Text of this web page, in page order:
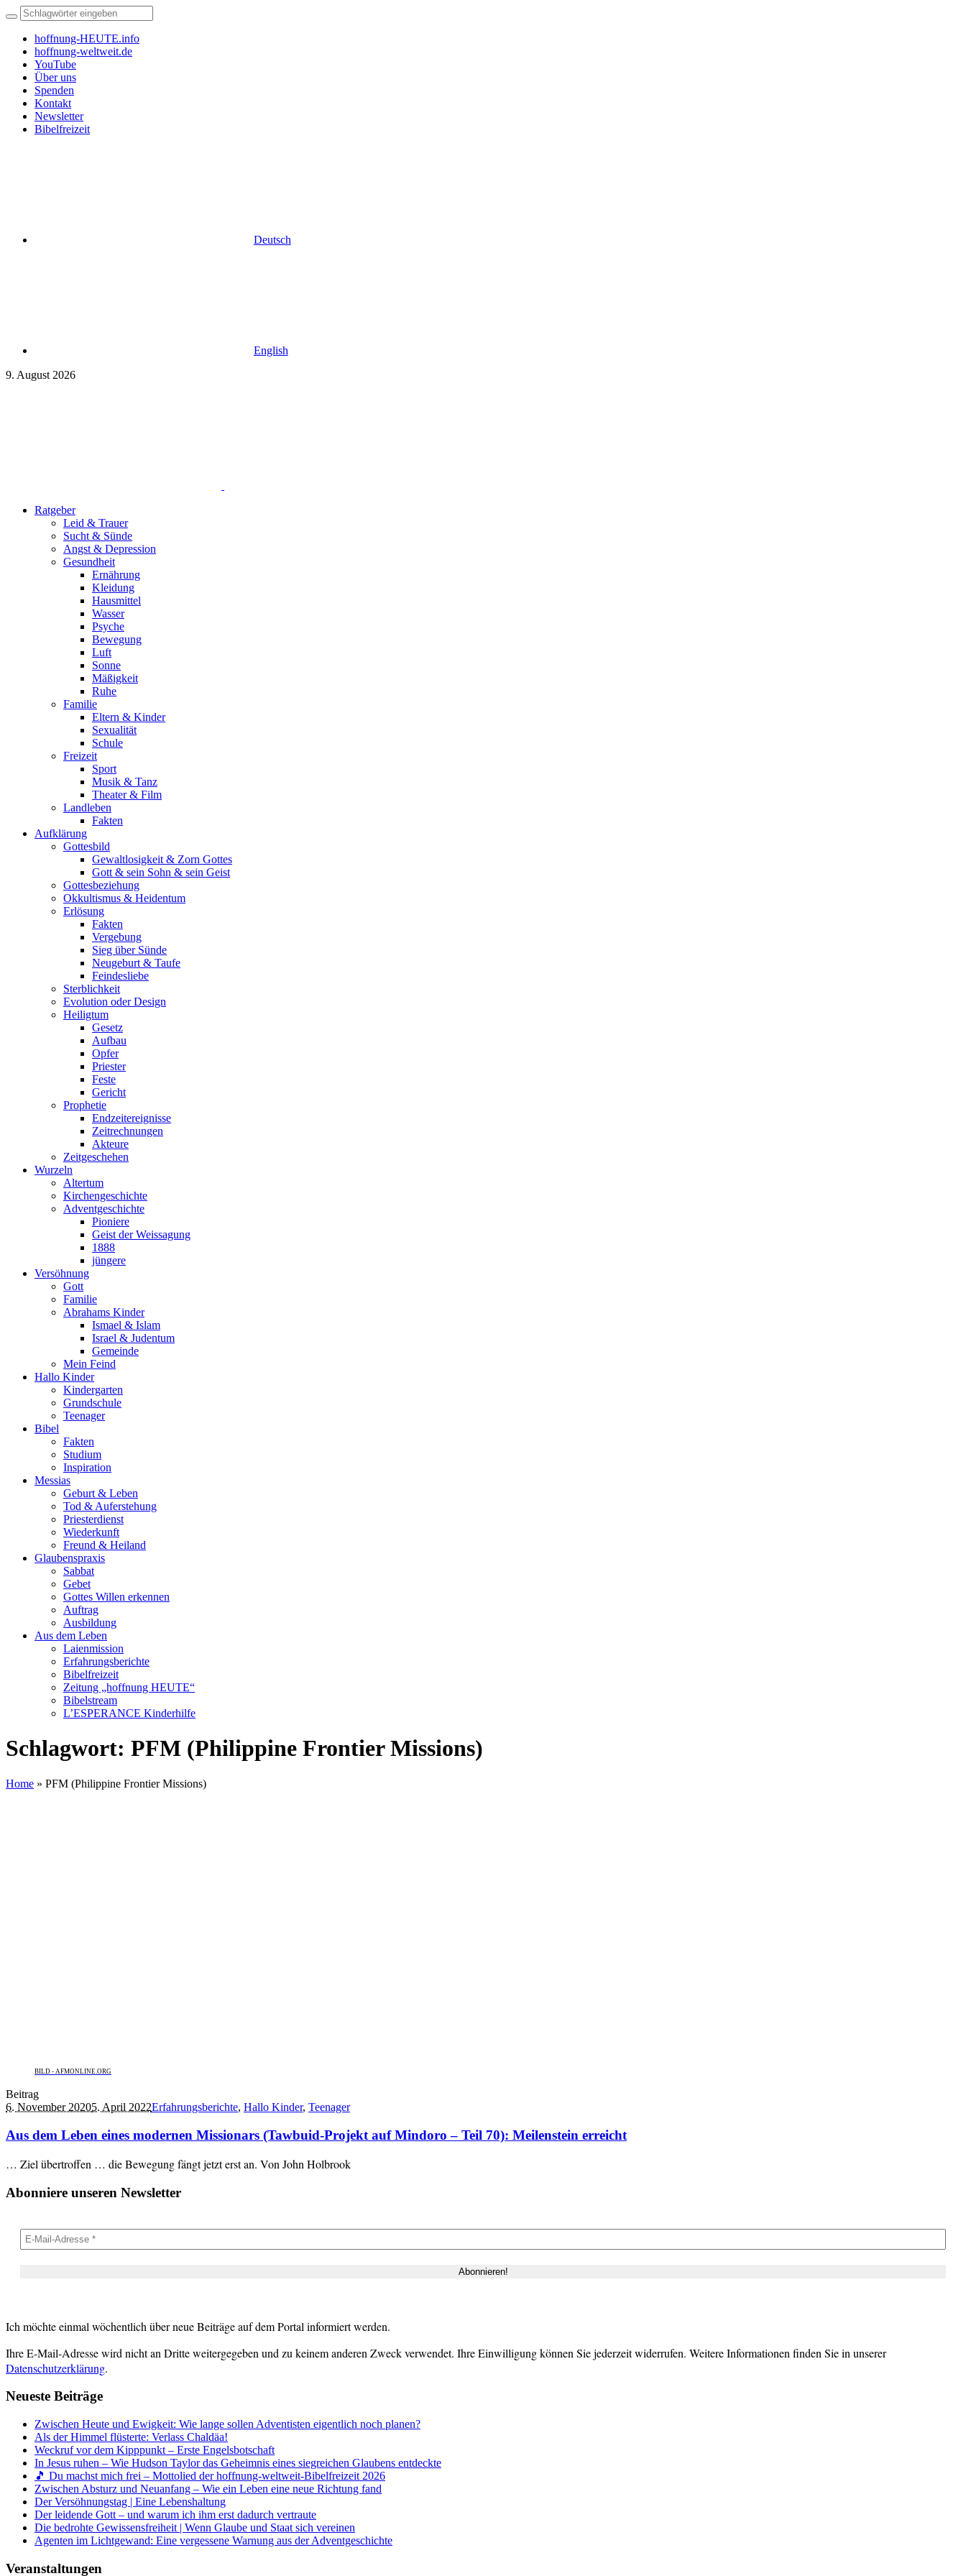
hoffnung-HEUTE.info
hoffnung-weltweit.de
YouTube
Über uns
Spenden
Kontakt
Newsletter
Bibelfreizeit
Deutsch
English
9. August 2026
Ratgeber
Leid & Trauer
Sucht & Sünde
Angst & Depression
Gesundheit
Ernährung
Kleidung
Hausmittel
Wasser
Psyche
Bewegung
Luft
Sonne
Mäßigkeit
Ruhe
Familie
Eltern & Kinder
Sexualität
Schule
Freizeit
Sport
Musik & Tanz
Theater & Film
Landleben
Fakten
Aufklärung
Gottesbild
Gewaltlosigkeit & Zorn Gottes
Gott & sein Sohn & sein Geist
Gottesbeziehung
Okkultismus & Heidentum
Erlösung
Fakten
Vergebung
Sieg über Sünde
Neugeburt & Taufe
Feindesliebe
Sterblichkeit
Evolution oder Design
Heiligtum
Gesetz
Aufbau
Opfer
Priester
Feste
Gericht
Prophetie
Endzeitereignisse
Zeitrechnungen
Akteure
Zeitgeschehen
Wurzeln
Altertum
Kirchengeschichte
Adventgeschichte
Pioniere
Geist der Weissagung
1888
jüngere
Versöhnung
Gott
Familie
Abrahams Kinder
Ismael & Islam
Israel & Judentum
Gemeinde
Mein Feind
Hallo Kinder
Kindergarten
Grundschule
Teenager
Bibel
Fakten
Studium
Inspiration
Messias
Geburt & Leben
Tod & Auferstehung
Priesterdienst
Wiederkunft
Freund & Heiland
Glaubenspraxis
Sabbat
Gebet
Gottes Willen erkennen
Auftrag
Ausbildung
Aus dem Leben
Laienmission
Erfahrungsberichte
Bibelfreizeit
Zeitung „hoffnung HEUTE“
Bibelstream
L’ESPERANCE Kinderhilfe
Schlagwort: PFM (Philippine Frontier Missions)
Home » PFM (Philippine Frontier Missions)
BILD - AFMONLINE.ORG
Beitrag
6. November 20205. April 2022Erfahrungsberichte, Hallo Kinder, Teenager
Aus dem Leben eines modernen Missionars (Tawbuid-Projekt auf Mindoro – Teil 70): Meilenstein erreicht
… Ziel übertroffen … die Bewegung fängt jetzt erst an. Von John Holbrook
Abonniere unseren Newsletter
Ich möchte einmal wöchentlich über neue Beiträge auf dem Portal informiert werden.
Ihre E-Mail-Adresse wird nicht an Dritte weitergegeben und zu keinem anderen Zweck verwendet. Ihre Einwilligung können Sie jederzeit widerrufen. Weitere Informationen finden Sie in unserer
Datenschutzerklärung.
Neueste Beiträge
Zwischen Heute und Ewigkeit: Wie lange sollen Adventisten eigentlich noch planen?
Als der Himmel flüsterte: Verlass Chaldäa!
Weckruf vor dem Kipppunkt – Erste Engelsbotschaft
In Jesus ruhen – Wie Hudson Taylor das Geheimnis eines siegreichen Glaubens entdeckte
🎵 Du machst mich frei – Mottolied der hoffnung-weltweit-Bibelfreizeit 2026
Zwischen Absturz und Neuanfang – Wie ein Leben eine neue Richtung fand
Der Versöhnungstag | Eine Lebenshaltung
Der leidende Gott – und warum ich ihm erst dadurch vertraute
Die bedrohte Gewissensfreiheit | Wenn Glaube und Staat sich vereinen
Agenten im Lichtgewand: Eine vergessene Warnung aus der Adventgeschichte
Veranstaltungen